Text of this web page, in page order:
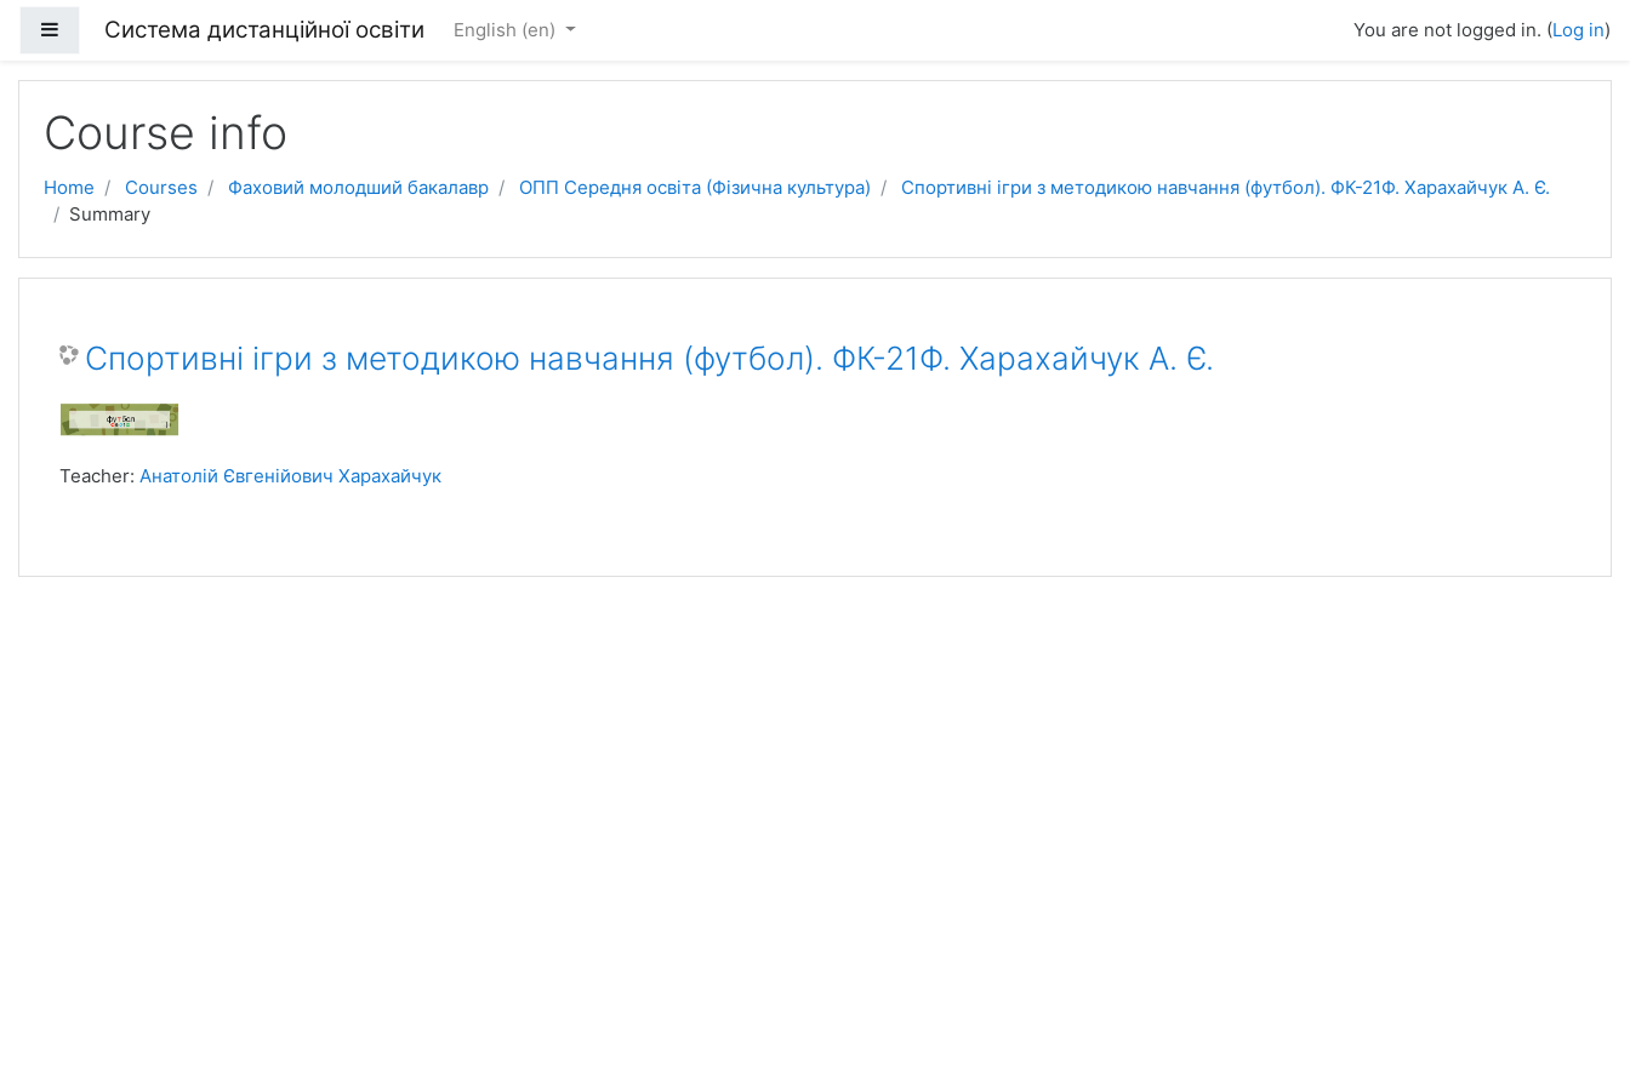
Side panel
Система дистанційної освіти English ‎(en)‎ You are not logged in. (Log in)
Course info
Home Courses Фаховий молодший бакалавр ОПП Середня освіта (Фізична культура)
Спортивні ігри з методикою навчання (футбол). ФК-21Ф. Харахайчук А. Є.
Summary
Спортивні ігри з методикою навчання (футбол). ФК-21Ф. Харахайчук А. Є.
Teacher: Анатолій Євгенійович Харахайчук